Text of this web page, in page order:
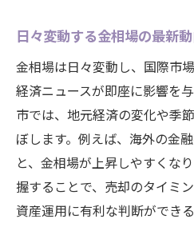
金相場と査定基準の
金の価値測定で失敗
相場変動に合わせた
大府市で使える金相
高く売るために知って
金相場の高騰を見逃
大府市で金を高く売
日々変動する金相場の最新
金相場は日々変動し、国際市
経済ニュースが即座に影響を
市では、地元経済の変化や季
ぼします。例えば、海外の金
と、金相場が上昇しやすくな
握することで、売却のタイミ
資産運用に有利な判断ができ